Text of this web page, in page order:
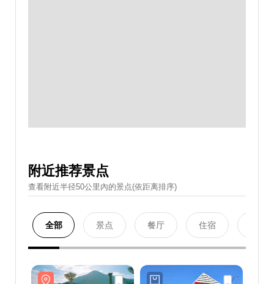
附近推荐景点
查看附近半径50公里內的景点(依距离排序)
全部 景点 餐厅 住宿